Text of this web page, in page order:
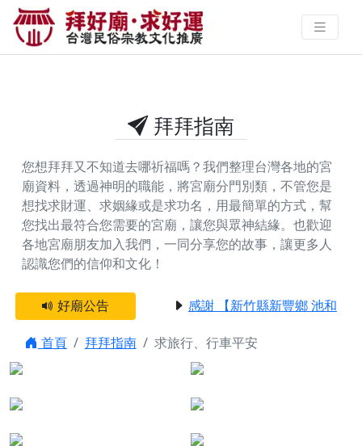
祈求旅行、行車平安的拜拜指南｜
拜好廟求好運 找到與您有緣的信仰
拜拜指南
您想拜拜又不知道去哪祈福嗎？我們整理台灣各地的宮
廟資料，透過神明的職能，將宮廟分門別類，不管您是
想找求財運、求姻緣或是求功名，用最簡單的方式，幫
您找出最符合您需要的宮廟，讓您與眾神結緣。 也歡迎
各地宮廟朋友加入我們，一同分享您的故事，讓更多人
認識您們的信仰和文化！
好廟公告 感謝 【新竹縣新豐鄉 池和宮】
首頁 拜拜指南
求旅行、行車平安